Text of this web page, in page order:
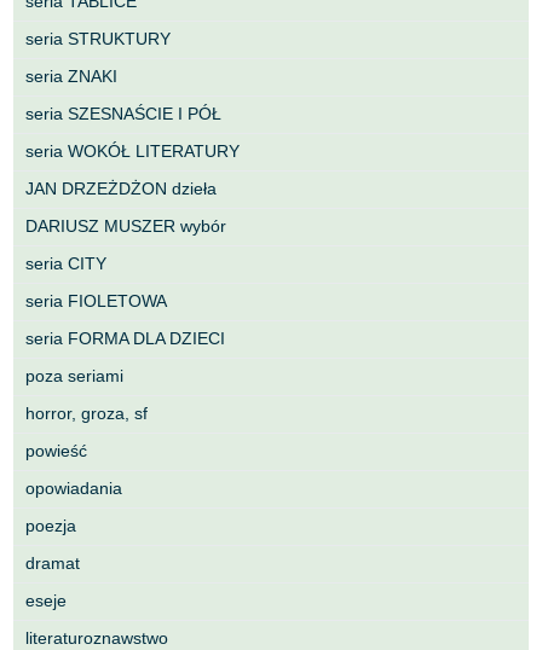
seria STRUKTURY
seria ZNAKI
seria SZESNAŚCIE I PÓŁ
seria WOKÓŁ LITERATURY
JAN DRZEŻDŻON dzieła
DARIUSZ MUSZER wybór
seria CITY
seria FIOLETOWA
seria FORMA DLA DZIECI
poza seriami
horror, groza, sf
powieść
opowiadania
poezja
dramat
eseje
literaturoznawstwo